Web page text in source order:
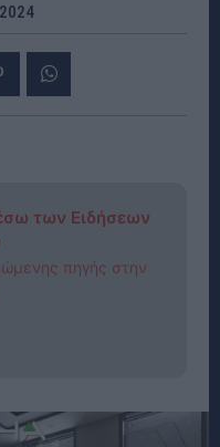
των Ειδήσεων
πηγής στην